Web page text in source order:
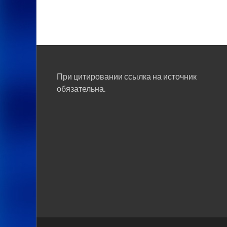
При цитировании ссылка на источник
обязательна.